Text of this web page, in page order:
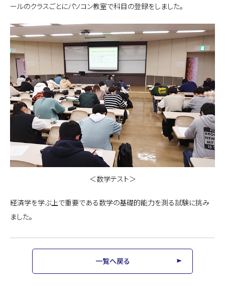
ールのクラスごとにパソコン教室で科目の登録をしました。
＜数学テスト＞
経済学を学ぶ上で重要である数学の基礎的能力を測る試験に挑み
ました。
一覧へ戻る